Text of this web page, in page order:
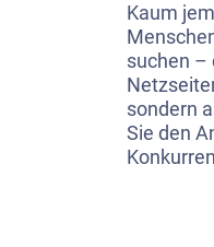
Kaum
suchen –
sondern
Sie den